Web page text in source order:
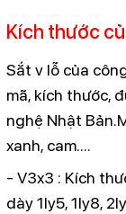
Kích thước
Sắt v lỗ của
mã, kích thước,
nghệ Nhật Bản.
xanh, cam....
- V3x3 : Kích
dày 1ly5, 1ly8,